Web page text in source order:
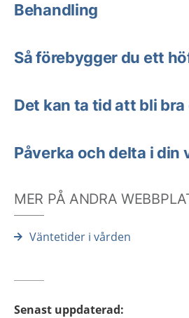
Behandling
Så förebygger du ett
Det kan ta tid att bli
Påverka och delta i din
MER PÅ ANDRA
Väntetider i vården
Senast uppdaterad: